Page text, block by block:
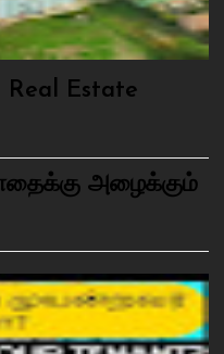
Real Estate
அழைக்கும்